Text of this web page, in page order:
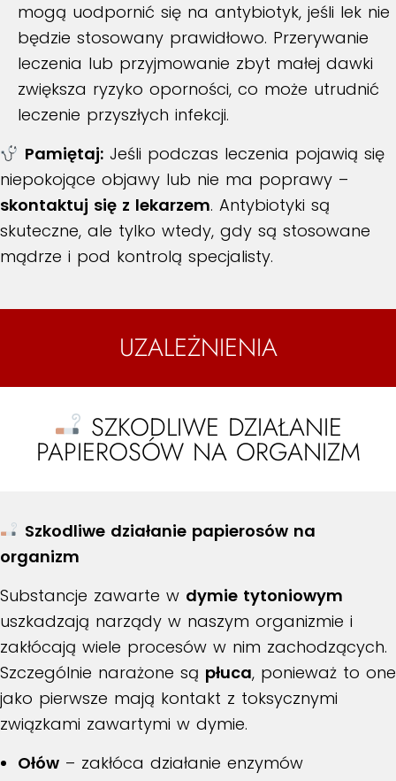
mogą uodpornić się na antybiotyk, jeśli lek nie
będzie stosowany prawidłowo. Przerywanie
leczenia lub przyjmowanie zbyt małej dawki
zwiększa ryzyko oporności, co może utrudnić
leczenie przyszłych infekcji.
Pamiętaj:Jeśli podczas leczenia pojawią się
niepokojące objawy lub nie ma poprawy –
skontaktuj się z lekarzem. Antybiotyki są
skuteczne, ale tylko wtedy, gdy są stosowane
mądrze i pod kontrolą specjalisty.
UZALEŻNIENIA
SZKODLIWE DZIAŁANIE
PAPIEROSÓW NA ORGANIZM
Szkodliwe działanie papierosów na
organizm
Substancje zawarte w dymie tytoniowym
uszkadzają narządy w naszym organizmie i
zakłócają wiele procesów w nim zachodzących.
Szczególnie narażone są płuca, ponieważ to one
jako pierwsze mają kontakt z toksycznymi
związkami zawartymi w dymie.
Ołów – zakłóca działanie enzymów